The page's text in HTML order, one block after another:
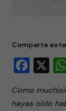
Comparte
X
Como
hayas oído